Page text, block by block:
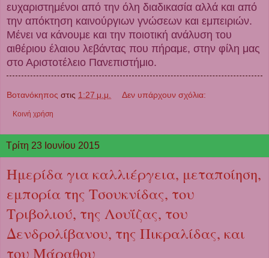
ευχαριστημένοι από την όλη διαδικασία αλλά και από
την απόκτηση καινούργιων γνώσεων και εμπειριών.
Μένει να κάνουμε και την ποιοτική ανάλυση του
αιθέριου έλαιου λεβάντας που πήραμε, στην φίλη μας
στο Αριστοτέλειο Πανεπιστήμιο.
Βοτανόκηπος στις 1:27 μ.μ. Δεν υπάρχουν σχόλια:
Κοινή χρήση
Τρίτη 23 Ιουνίου 2015
Ημερίδα για καλλιέργεια, μεταποίηση,
εμπορία της Τσουκνίδας, του
Τριβολιού, της Λουΐζας, του
Δενδρολίβανου, της Πικραλίδας, και
του Μάραθου